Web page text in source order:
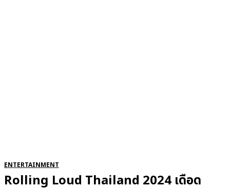
ENTERTAINMENT
Rolling Loud Thailand 2024 เดือด